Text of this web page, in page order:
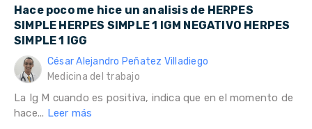
Hace poco me hice un analisis de HERPES
SIMPLE HERPES SIMPLE 1 IGM NEGATIVO HERPES
SIMPLE 1 IGG
César Alejandro Peñatez Villadiego
Medicina del trabajo
La Ig M cuando es positiva, indica que en el momento de
hace... Leer más